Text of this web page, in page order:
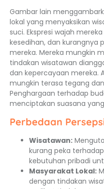
Gambar lain
lokal yang menyaksikan
suci. Ekspresi wajah
kesedihan, dan kurangnya
mereka. Mereka mungkin
tindakan wisatawan
dan kepercayaan mereka.
mungkin terasa tegang
Penghargaan terhadap
menciptakan suasana
Perbedaan
Wisatawan:
kurang peka
kebutuhan pribadi
Masyarakat Lokal:
dengan tindakan